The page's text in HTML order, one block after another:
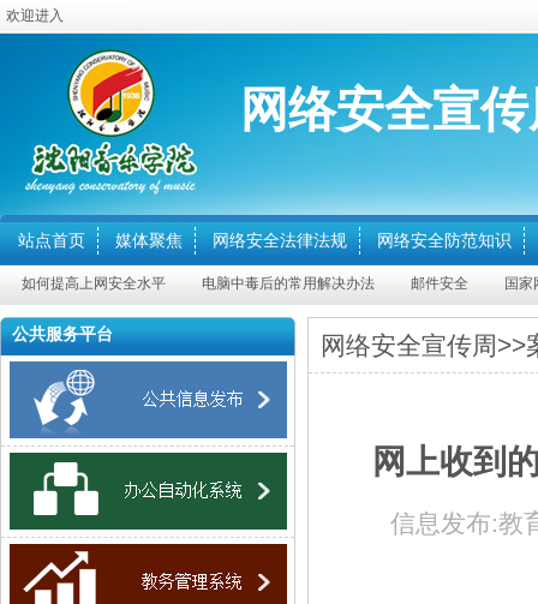
欢迎进入
网络安全宣
站点首页 媒体聚焦 网络安全法律法规 网络安全防范知识
如何提高上网安全水平 电脑中毒后的常用解决办法 邮件安全 国家
公共服务平台 网络安全宣传周>>
网上收到
信息发布:教